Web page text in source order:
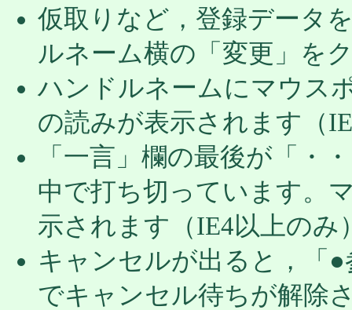
仮取りなど，登録データ
ルネーム横の「変更」を
ハンドルネームにマウス
の読みが表示されます（
「一言」欄の最後が「・
中で打ち切っています。
示されます（IE4以上のみ
キャンセルが出ると，「
でキャンセル待ちが解除